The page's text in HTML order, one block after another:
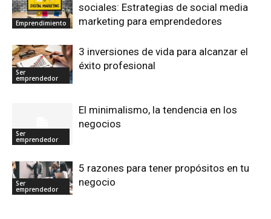
Emprendimiento
sociales: Estrategias de social media
marketing para emprendedores
Ser
emprendedor
3 inversiones de vida para alcanzar el
éxito profesional
Ser
emprendedor
El minimalismo, la tendencia en los
negocios
Ser
emprendedor
5 razones para tener propósitos en tu
negocio